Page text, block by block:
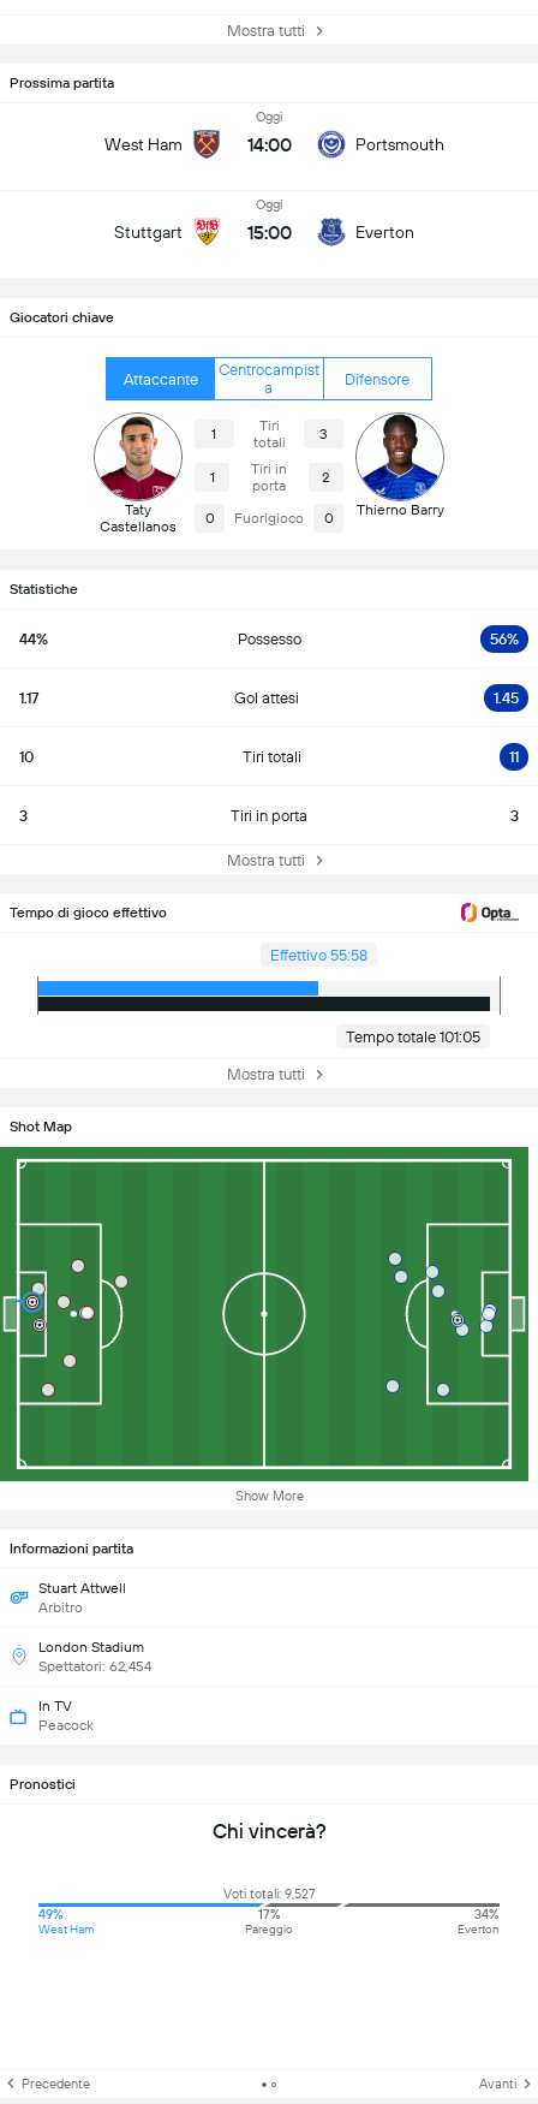
Mostra tutti
Prossima partita
West Ham
Oggi
14:00 Portsmouth
Stuttgart
Oggi
15:00 Everton
Giocatori chiave
Attaccante
Centrocampist
a
Difensore
Taty
Castellanos
1
Tiri
totali
3
1
Tiri in
porta
2
0 Fuorigioco 0 Thierno Barry
Statistiche
44% Possesso 56%
1.17 Gol attesi 1.45
10 Tiri totali 11
3 Tiri in porta 3
Mostra tutti
Tempo di gioco effettivo
Effettivo 55:58
Tempo totale 101:05
Mostra tutti
Shot Map
Show More
Informazioni partita
Stuart Attwell
Arbitro
London Stadium
Spettatori: 62,454
In TV
Peacock
Pronostici
Chi vincerà?
Voti totali: 9,527
49%
West Ham
17%
Pareggio
34%
Everton
Precedente Avanti